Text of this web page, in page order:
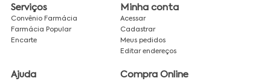
Serviços
Convênio Farmácia
Farmácia Popular
Encarte
Minha conta
Acessar
Cadastrar
Meus pedidos
Editar endereços
Ajuda Compra Online